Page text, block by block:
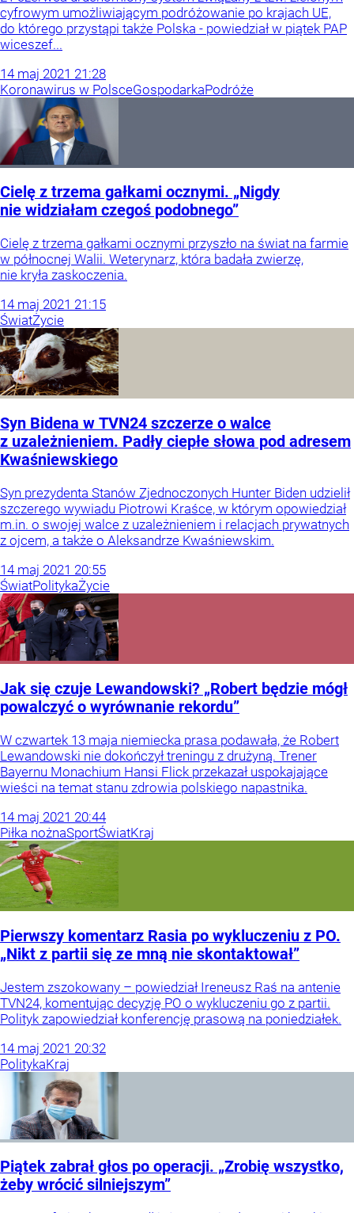
cyfrowym umożliwiającym podróżowanie po krajach UE,
do którego przystąpi także Polska - powiedział w piątek PAP
wiceszef...
14 maj 2021 21:28
Koronawirus w PolsceGospodarkaPodróże
Cielę z trzema gałkami ocznymi. „Nigdy
nie widziałam czegoś podobnego”
Cielę z trzema gałkami ocznymi przyszło na świat na farmie
w północnej Walii. Weterynarz, która badała zwierzę,
nie kryła zaskoczenia.
14 maj 2021 21:15
ŚwiatŻycie
Syn Bidena w TVN24 szczerze o walce
z uzależnieniem. Padły ciepłe słowa pod adresem
Kwaśniewskiego
Syn prezydenta Stanów Zjednoczonych Hunter Biden udzielił
szczerego wywiadu Piotrowi Kraśce, w którym opowiedział
m.in. o swojej walce z uzależnieniem i relacjach prywatnych
z ojcem, a także o Aleksandrze Kwaśniewskim.
14 maj 2021 20:55
ŚwiatPolitykaŻycie
Jak się czuje Lewandowski? „Robert będzie mógł
powalczyć o wyrównanie rekordu”
W czwartek 13 maja niemiecka prasa podawała, że Robert
Lewandowski nie dokończył treningu z drużyną. Trener
Bayernu Monachium Hansi Flick przekazał uspokajające
wieści na temat stanu zdrowia polskiego napastnika.
14 maj 2021 20:44
Piłka nożnaSportŚwiatKraj
Pierwszy komentarz Rasia po wykluczeniu z PO.
„Nikt z partii się ze mną nie skontaktował”
Jestem zszokowany – powiedział Ireneusz Raś na antenie
TVN24, komentując decyzję PO o wykluczeniu go z partii.
Polityk zapowiedział konferencję prasową na poniedziałek.
14 maj 2021 20:32
PolitykaKraj
Piątek zabrał głos po operacji. „Zrobię wszystko,
żeby wrócić silniejszym”